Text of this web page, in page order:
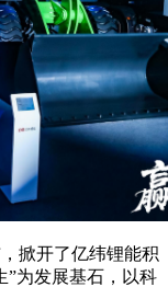
掀开了亿纬锂能积
”为发展基石，以科